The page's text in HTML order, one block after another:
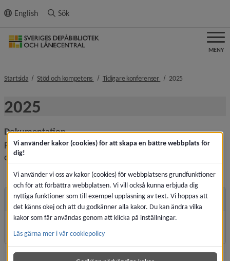
innehållet
English Sök
MENY
Startsida Stöd och kompetens nivå i brödsmulenavigeringen
Tidigare konferenser nivå i
2025
2025
Dokumentation
Presentationer och dokumentation från våra webbinarier
och konferenser hittar du under respektive flik i menyn.
Andra sidor
Vi använder kakor (cookies) för att skapa en bättre webbplats för
dig!
Vi använder vi oss av kakor (cookies) för webbplatsens grundfunktioner
och för att förbättra webbplatsen. Vi vill också kunna erbjuda dig
nyttiga funktioner som till exempel uppläsning av text. Vi hoppas att
det känns okej och att du godkänner alla kakor. Du kan ändra vilka
kakor som får användas genom att klicka på inställningar.
Läs gärna mer i vår cookiepolicy